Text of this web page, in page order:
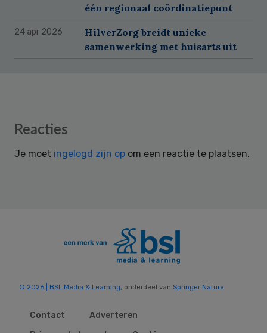
één regionaal coördinatiepunt
24 apr 2026
HilverZorg breidt unieke
samenwerking met huisarts uit
Reader
Reacties
Je moet ingelogd zijn op om een reactie te plaatsen.
© 2026 | BSL Media & Learning, onderdeel van Springer Nature
Contact
Adverteren